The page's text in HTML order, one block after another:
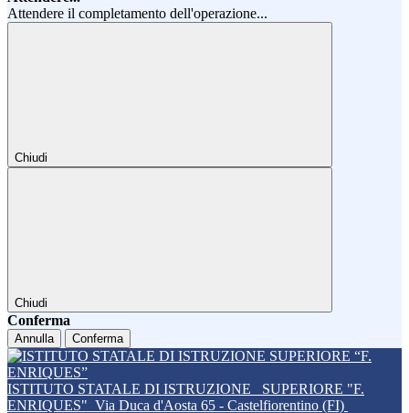
Attendere il completamento dell'operazione...
Chiudi
Chiudi
Conferma
Annulla Conferma
ISTITUTO STATALE DI ISTRUZIONE
SUPERIORE "F.
ENRIQUES" Via Duca d'Aosta 65 - Castelfiorentino (FI)